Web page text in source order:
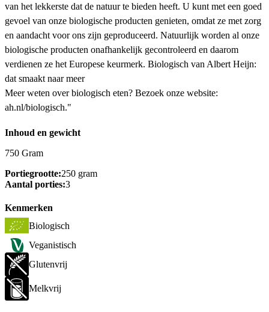
van het lekkerste dat de natuur te bieden heeft. U kunt met een goed
gevoel van onze biologische producten genieten, omdat ze met zorg
en aandacht voor ons zijn geproduceerd. Natuurlijk worden al onze
biologische producten onafhankelijk gecontroleerd en daarom
verdienen ze het Europese keurmerk. Biologisch van Albert Heijn:
dat smaakt naar meer
Meer weten over biologisch eten? Bezoek onze website:
ah.nl/biologisch."
Inhoud en gewicht
750 Gram
Portiegrootte:250 gram
Aantal porties:3
Kenmerken
Biologisch
Veganistisch
Glutenvrij
Melkvrij